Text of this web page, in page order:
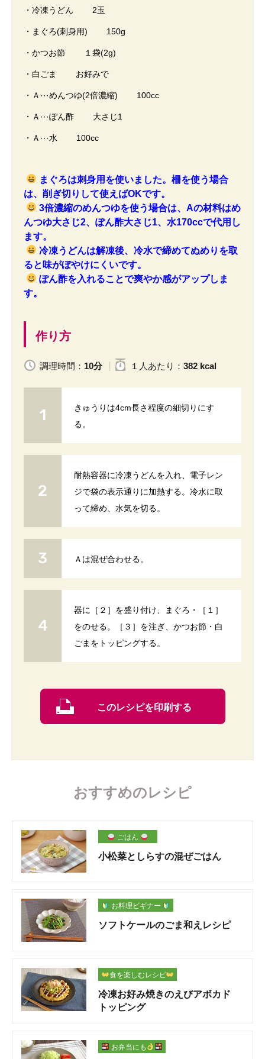
・冷凍うどん 2玉
・まぐろ(刺身用) 150g
・かつお節 １袋(2g)
・白ごま お好みで
・Ａ···めんつゆ(2倍濃縮) 100cc
・Ａ···ぽん酢 大さじ1
・Ａ···水 100cc
まぐろは刺身用を使いました。柵を使う場合
は、削ぎ切りして使えばOKです。
3倍濃縮のめんつゆを使う場合は、Aの材料はめ
んつゆ大さじ2、ぽん酢大さじ1、水170ccで代用し
ます。
冷凍うどんは解凍後、冷水で締めてぬめりを取
ると味がぼやけにくいです。
ぽん酢を入れることで爽やか感がアップしま
す。
作り方
調理時間： 10分 １人 あたり ： 382 kcal
きゅうりは4cm長さ程度の細切りにす
る。
耐熱容器に冷凍うどんを入れ、電子レン
ジで袋の表示通りに加熱する。冷水に取
って締め、水気を切る。
Ａは混ぜ合わせる。
器に［２］を盛り付け、まぐろ・［１］
をのせる。［３］を注ぎ、かつお節・白
ごまをトッピングする。
このレシピを印刷する
おすすめのレシピ
ごはん
小松菜としらすの混ぜごはん
お料理ビギナー
ソフトケールのごま和えレシピ
食を楽しむレシピ
冷凍お好み焼きのえびアボカド
トッピング
お弁当にも